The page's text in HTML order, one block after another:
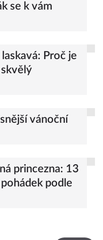
se k vám
Proč je
vánoční
princezna: 13
podle